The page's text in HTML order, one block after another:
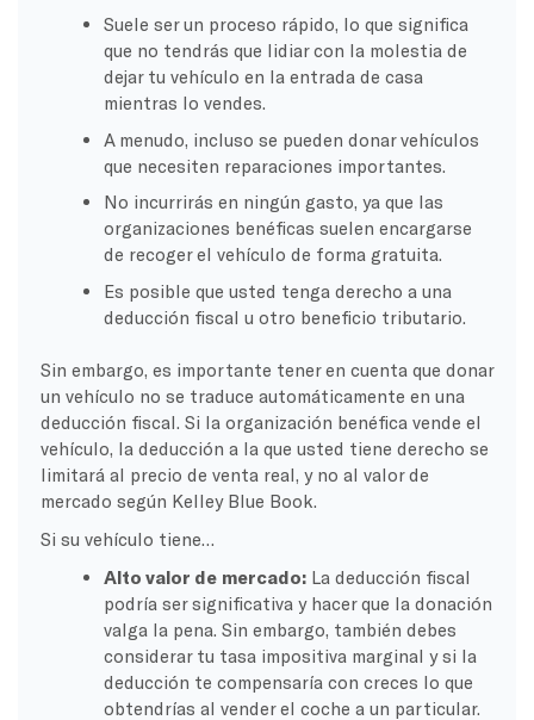
Suele ser un proceso rápido, lo que significa
que no tendrás que lidiar con la molestia de
dejar tu vehículo en la entrada de casa
mientras lo vendes.
A menudo, incluso se pueden donar vehículos
que necesiten reparaciones importantes.
No incurrirás en ningún gasto, ya que las
organizaciones benéficas suelen encargarse
de recoger el vehículo de forma gratuita.
Es posible que usted tenga derecho a una
deducción fiscal u otro beneficio tributario.
Sin embargo, es importante tener en cuenta que donar
un vehículo no se traduce automáticamente en una
deducción fiscal. Si la organización benéfica vende el
vehículo, la deducción a la que usted tiene derecho se
limitará al precio de venta real, y no al valor de
mercado según Kelley Blue Book.
Si su vehículo tiene…
Alto valor de mercado: La deducción fiscal
podría ser significativa y hacer que la donación
valga la pena. Sin embargo, también debes
considerar tu tasa impositiva marginal y si la
deducción te compensaría con creces lo que
obtendrías al vender el coche a un particular.